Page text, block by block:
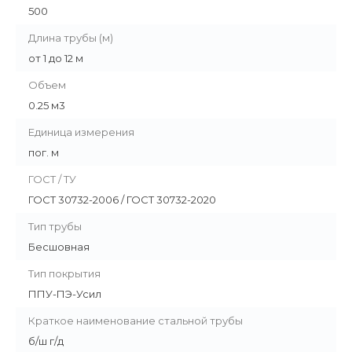
500
Длина трубы (м)
от 1 до 12 м
Объем
0.25 м3
Единица измерения
пог. м
ГОСТ / ТУ
ГОСТ 30732-2006 / ГОСТ 30732-2020
Тип трубы
Бесшовная
Тип покрытия
ППУ-ПЭ-Усил
Краткое наименование стальной трубы
б/ш г/д